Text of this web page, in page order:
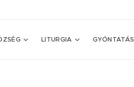
LITURGIA GYÓNTATÁS